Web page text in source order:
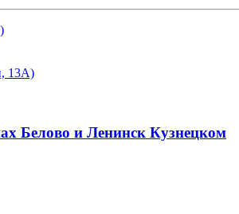
13А)
Белово и Ленинск Кузнецком